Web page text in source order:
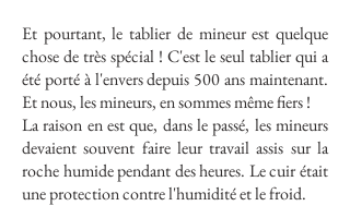
Et pourtant, le tablier de mineur est quelque
chose de très spécial ! C'est le seul tablier qui a
été porté à l'envers depuis 500 ans maintenant.
Et nous, les mineurs, en sommes même fiers !
La raison en est que, dans le passé, les mineurs
devaient souvent faire leur travail assis sur la
roche humide pendant des heures. Le cuir était
une protection contre l'humidité et le froid.